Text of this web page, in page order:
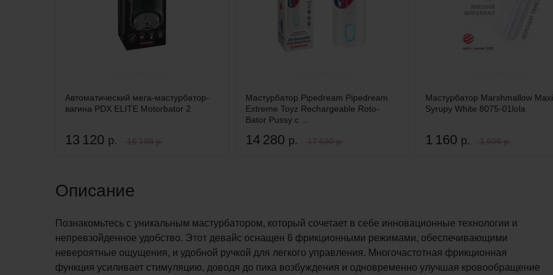
Автоматический мега-мастурбатор-
вагина PDX ELITE Motorbator 2
13 120 р. 16 198 р.
Мастурбатор Pipedream Pipedream
Extreme Toyz Rechargeable Roto-
Bator Pussy с ...
14 280 р. 17 630 р.
Мастурбатор Marshmallow Maxi
Syrupy White 8075-01lola
1 160 р. 1 506 р.
Описание
Познакомьтесь с уникальным мастурбатором, который сочетает в себе инновационные технологии и
непревзойденное удобство. Этот девайс оснащен 6 фрикционными режимами, обеспечивающими
невероятные ощущения, и удобной ручкой для легкого управления. Многочастотная фрикционная
функция усиливает стимуляцию, доводя до пика возбуждения и одновременно улучшая кровообращение